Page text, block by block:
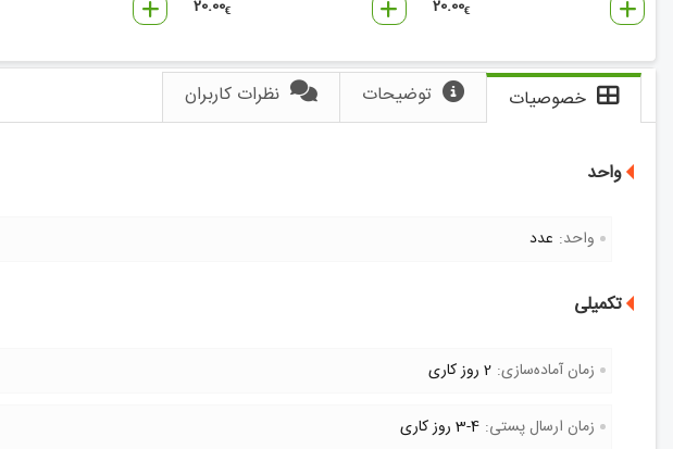
20.00€
20.00€
خصوصیات توضیحات نظرات کاربران
واحد
واحد: عدد
تکمیلی
زمان آماده‌سازی: 2 روز کاری
زمان ارسال پستی: 3-4 روز کاری